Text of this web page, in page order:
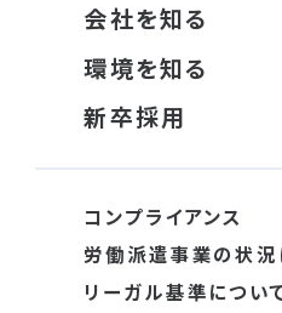
会社を知る
環境を知る
新卒採用
コンプライアンス
労働派遣事業の状況
リーガル基準につい